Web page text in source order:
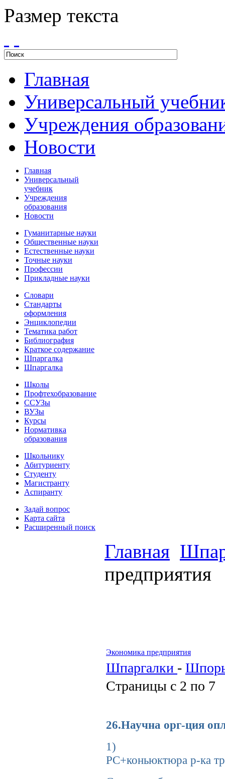
Размер текста
Главная
Универсальный
Учреждения
Новости
Главная
Универсальный
учебник
Учреждения
образования
Новости
Гуманитарные науки
Общественные науки
Естественные науки
Точные науки
Профессии
Прикладные науки
Словари
Стандарты
оформления
Энциклопедии
Тематика работ
Библиография
Краткое содержание
Шпаргалка
Шпаргалка
Школы
Профтехобразование
ССУЗы
ВУЗы
Курсы
Нормативка
образования
Школьнику
Абитуриенту
Студенту
Магистранту
Аспиранту
Задай вопрос
Карта сайта
Расширенный поиск
Главная
предприятия
Экономика предприятия
Шпаргалки -
Страницы с 2 по 7
26.Научна орг-ция
1) оплата в
РС+коньюктюра р-ка